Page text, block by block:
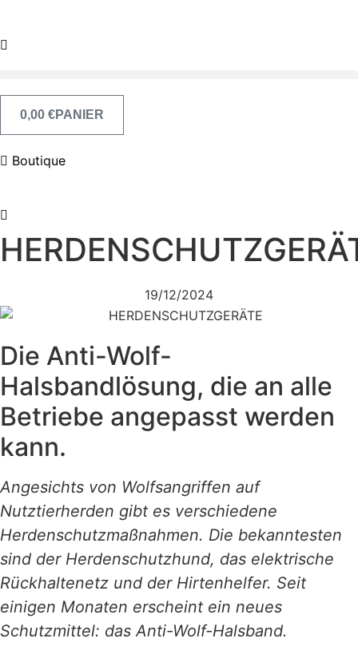
contenu
0,00 €PANIER
Boutique
19/12/2024
Die Anti-Wolf-
Halsbandlösung, die an alle
Betriebe angepasst werden
kann.
Angesichts von Wolfsangriffen auf
Nutztierherden gibt es verschiedene
Herdenschutzmaßnahmen. Die bekanntesten
sind der Herdenschutzhund, das elektrische
Rückhaltenetz und der Hirtenhelfer. Seit
einigen Monaten erscheint ein neues
Schutzmittel: das Anti-Wolf-Halsband.